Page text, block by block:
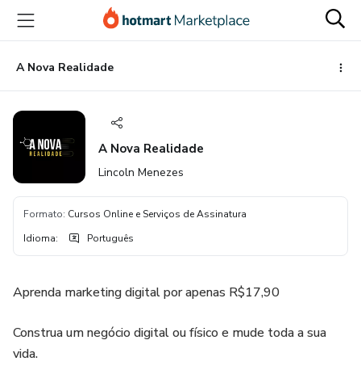
para
conteúdo
principal
para
pagamento
para
rodapé
A Nova Realidade
A Nova Realidade
Lincoln Menezes
Formato: Cursos Online e Serviços de Assinatura
Idioma: Português
Aprenda marketing digital por apenas R$17,90
Construa um negócio digital ou físico e mude toda a sua
vida.